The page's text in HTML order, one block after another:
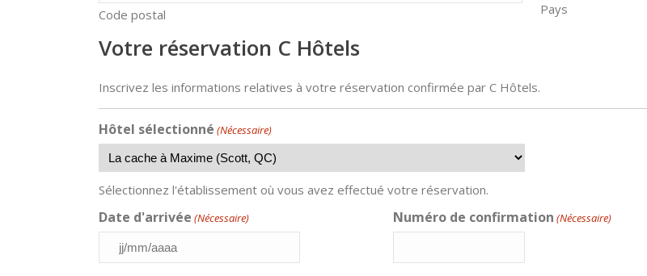
Code postal Pays
Votre réservation C Hôtels
Inscrivez les informations relatives à votre réservation confirmée par C Hôtels.
Hôtel sélectionné (Nécessaire)
Sélectionnez l'établissement où vous avez effectué votre réservation.
Date d'arrivée (Nécessaire)
slash
Numéro de confirmation (Nécessaire)